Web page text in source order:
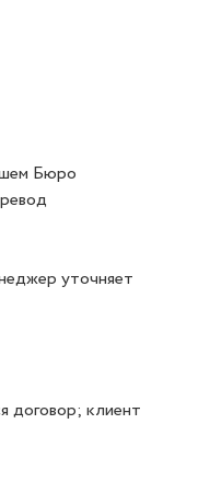
Бюро
уточняет
договор; клиент